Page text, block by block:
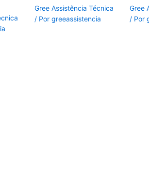
Gree Assistência Técnica
/ Por greeassistencia
Gree
/ Por